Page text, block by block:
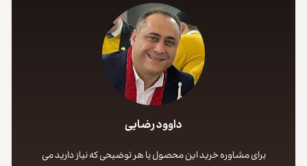
داوود رضایی
برای مشاوره خرید این محصول یا هر توضیحی که نیاز دارید می
کپی لینک